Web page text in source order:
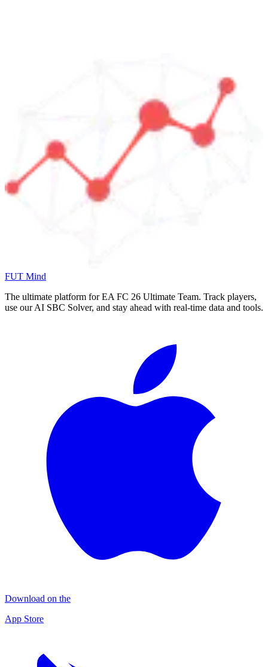
FUT Mind
The ultimate platform for EA FC 26 Ultimate Team. Track players,
use our AI SBC Solver, and stay ahead with real-time data and tools.
Download on the
App Store